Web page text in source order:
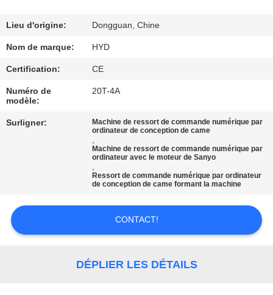
CONTACTEZ-
NOUS
DEMANDEZ
PLAN
Lieu d'origine: Dongguan, Chine
Nom de marque: HYD
Certification: CE
Numéro de
modèle:
20T-4A
Surligner:
Machine de ressort de commande numérique par
ordinateur de conception de came
,
Machine de ressort de commande numérique par
ordinateur avec le moteur de Sanyo
,
Ressort de commande numérique par ordinateur
de conception de came formant la machine
CONTACT!
DÉPLIER LES DÉTAILS